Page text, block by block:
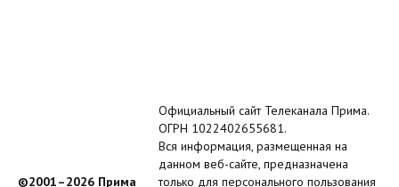
©2001–2026 Прима
Официальный сайт Телеканала Прима.
ОГРН 1022402655681.
Вся информация, размещенная на
данном веб-сайте, предназначена
только для персонального пользования